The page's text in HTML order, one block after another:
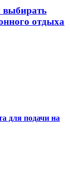
выбирать
отдыха
для подачи на